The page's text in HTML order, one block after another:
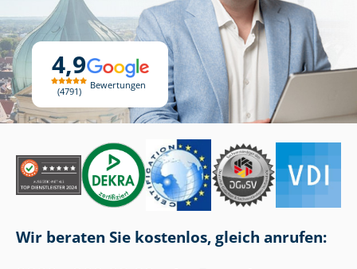
4,9
4791
Bewertungen
Wir beraten Sie kostenlos, gleich anrufen: